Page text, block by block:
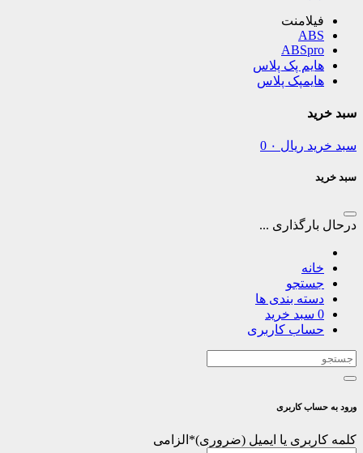
فیلامنت
ABS
ABSpro
هایم پک پلاس
هایمپک پلاس
سبد خرید
سبد خرید ریال 0
سبد خرید
درحال بارگذاری ...
خانه
جستجو
دسته بندی ها
0 سبد خرید
حساب کاربری
ورود به حساب کاربری
کلمه کاربری یا ایمیل * الزامی